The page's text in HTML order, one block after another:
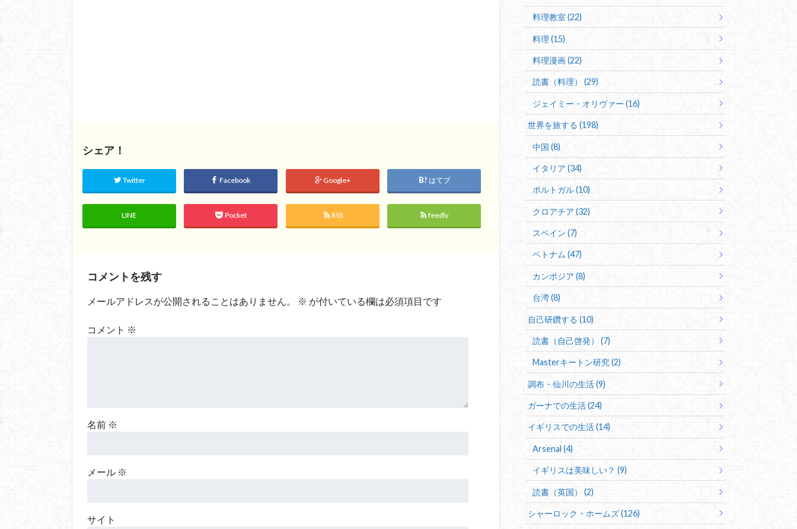
シェア！
Twitter Facebook Google+ はてブ
LINE Pocket RSS feedly
コメントを残す
メールアドレスが公開されることはありません。 ※ が付いている欄は必須項目です
コメント ※
名前 ※
メール ※
サイト
料理教室 (22)
料理 (15)
料理漫画 (22)
読書（料理） (29)
ジェイミー・オリヴァー (16)
世界を旅する (198)
中国 (8)
イタリア (34)
ポルトガル (10)
クロアチア (32)
スペイン (7)
ベトナム (47)
カンボジア (8)
台湾 (8)
自己研鑽する (10)
読書（自己啓発） (7)
Masterキートン研究 (2)
調布・仙川の生活 (9)
ガーナでの生活 (24)
イギリスでの生活 (14)
Arsenal (4)
イギリスは美味しい？ (9)
読書（英国） (2)
シャーロック・ホームズ (126)